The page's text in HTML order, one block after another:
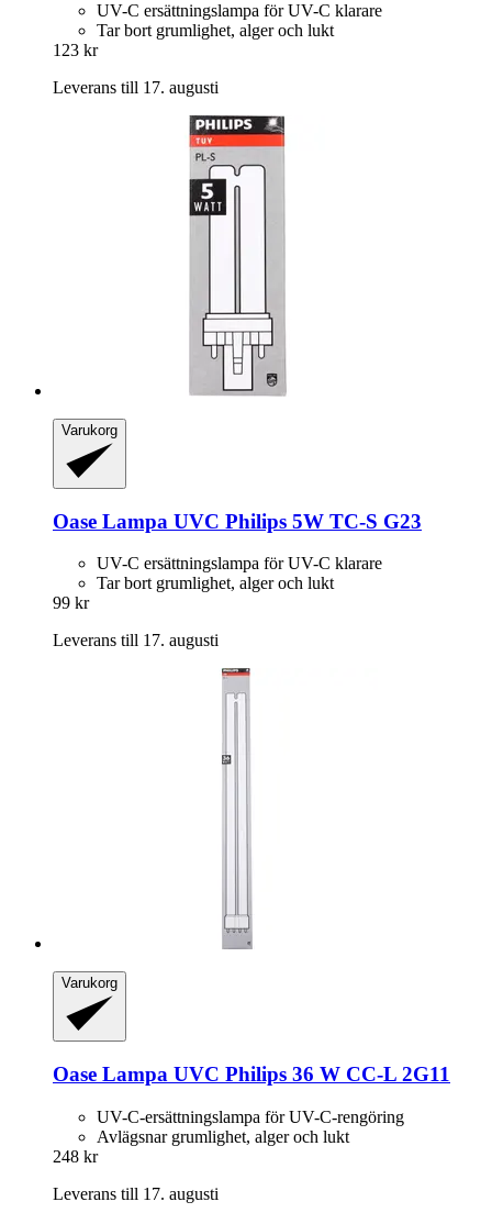
UV-C ersättningslampa för UV-C klarare
Tar bort grumlighet, alger och lukt
123 kr
Leverans till 17. augusti
Varukorg
Oase Lampa UVC Philips 5W TC-​S G23
UV-C ersättningslampa för UV-C klarare
Tar bort grumlighet, alger och lukt
99 kr
Leverans till 17. augusti
Varukorg
Oase Lampa UVC Philips 36 W CC-​L 2G11
UV-C-ersättningslampa för UV-C-rengöring
Avlägsnar grumlighet, alger och lukt
248 kr
Leverans till 17. augusti